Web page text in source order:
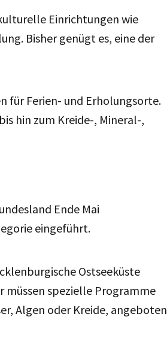
Einrichtungen wie
Bisher genügt es, eine der
für Ferien- und Erholungsorte.
hin zum Kreide-, Mineral-,
Ende Mai
eingeführt.
Ostseeküste
müssen spezielle Programme
Algen oder Kreide, angeboten